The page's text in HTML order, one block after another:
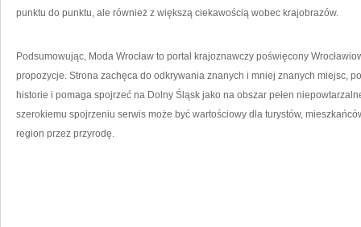
punktu do punktu, ale również z większą ciekawością wobec krajobrazów.
Podsumowując, Moda Wrocław to portal krajoznawczy poświęcony
propozycje. Strona zachęca do odkrywania znanych i mniej znanych miejsc,
historie i pomaga spojrzeć na Dolny Śląsk jako na obszar pełen
szerokiemu spojrzeniu serwis może być wartościowy dla turystów,
region przez przyrodę.